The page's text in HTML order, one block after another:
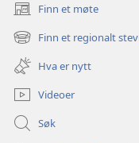
Finn et møte
(åpner
nytt
vindu)
Finn et regionalt
(åpner
nytt
vindu)
Hva er nytt
Videoer
Søk